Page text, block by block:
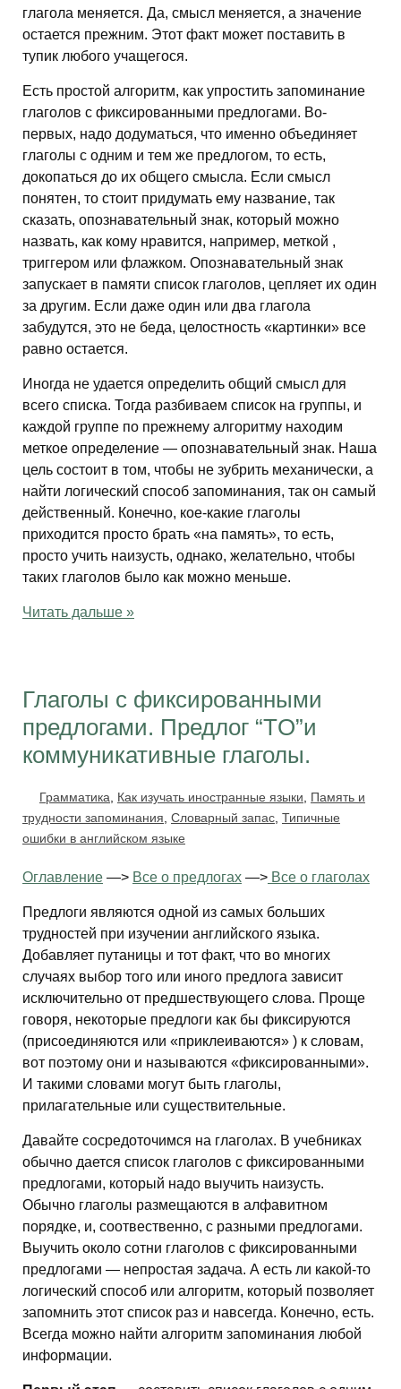
глагола меняется. Да, смысл меняется, а значение
остается прежним. Этот факт может поставить в
тупик любого учащегося.
Есть простой алгоритм, как упростить запоминание
глаголов с фиксированными предлогами. Во-
первых, надо додуматься, что именно объединяет
глаголы с одним и тем же предлогом, то есть,
докопаться до их общего смысла. Если смысл
понятен, то стоит придумать ему название, так
сказать, опознавательный знак, который можно
назвать, как кому нравится, например, меткой ,
триггером или флажком. Опознавательный знак
запускает в памяти список глаголов, цепляет их один
за другим. Если даже один или два глагола
забудутся, это не беда, целостность «картинки» все
равно остается.
Иногда не удается определить общий смысл для
всего списка. Тогда разбиваем список на группы, и
каждой группе по прежнему алгоритму находим
меткое определение — опознавательный знак. Наша
цель состоит в том, чтобы не зубрить механически, а
найти логический способ запоминания, так он самый
действенный. Конечно, кое-какие глаголы
приходится просто брать «на память», то есть,
просто учить наизусть, однако, желательно, чтобы
таких глаголов было как можно меньше.
Читать дальше »
Глаголы с фиксированными
предлогами. Предлог “TO”и
коммуникативные глаголы.
Грамматика Как изучать иностранные языки
Память и
трудности запоминания Словарный запас Типичные
ошибки в английском языке
Оглавление —> Все о предлогах —> Все о глаголах
Предлоги являются одной из самых больших
трудностей при изучении английского языка.
Добавляет путаницы и тот факт, что во многих
случаях выбор того или иного предлога зависит
исключительно от предшествующего слова. Проще
говоря, некоторые предлоги как бы фиксируются
(присоединяются или «приклеиваются» ) к словам,
вот поэтому они и называются «фиксированными».
И такими словами могут быть глаголы,
прилагательные или существительные.
Давайте сосредоточимся на глаголах. В учебниках
обычно дается список глаголов с фиксированными
предлогами, который надо выучить наизусть.
Обычно глаголы размещаются в алфавитном
порядке, и, соотвественно, с разными предлогами.
Выучить около сотни глаголов с фиксированными
предлогами — непростая задача. А есть ли какой-то
логический способ или алгоритм, который позволяет
запомнить этот список раз и навсегда. Конечно, есть.
Всегда можно найти алгоритм запоминания любой
информации.